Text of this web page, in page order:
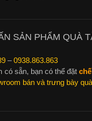
SẢN PHẨM QUÀ
–0938.863.863
có sẵn, bạn có thể đặt
bán và trưng bày